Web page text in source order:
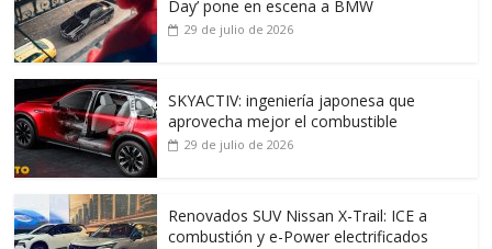
Day’ pone en escena a BMW
29 de julio de 2026
SKYACTIV: ingeniería japonesa que
aprovecha mejor el combustible
29 de julio de 2026
Renovados SUV Nissan X-Trail: ICE a
combustión y e-Power electrificados